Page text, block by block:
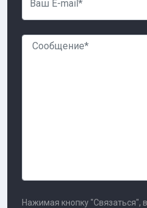
Нажимая кнопку "Связаться",